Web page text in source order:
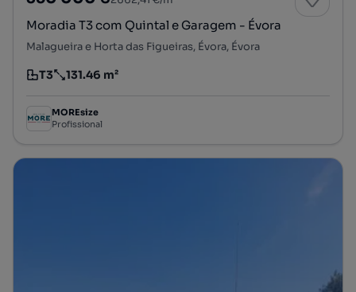
Moradia T3 com Quintal e Garagem - Évora
Malagueira e Horta das Figueiras, Évora, Évora
Tipologia
T3
Preço por metro quadrado
131.46 m²
MOREsize
Profissional